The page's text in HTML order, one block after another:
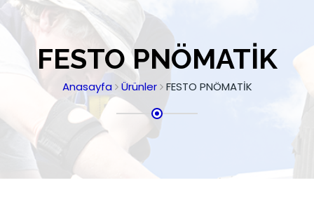
FESTO PNÖMATİK
Anasayfa Ürünler FESTO PNÖMATİK